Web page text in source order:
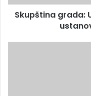
Skupština grada: